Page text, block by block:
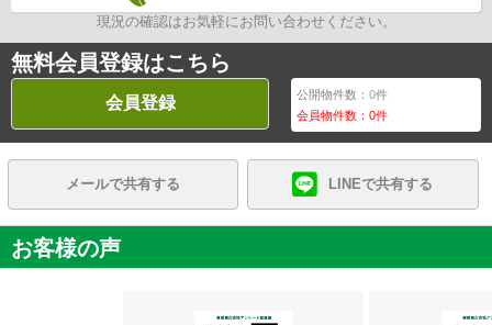
現況の確認はお気軽にお問い合わせください。
無料会員登録はこちら
会員登録 公開物件数：0件
会員物件数：0件
メールで共有する LINEで共有する
お客様の声